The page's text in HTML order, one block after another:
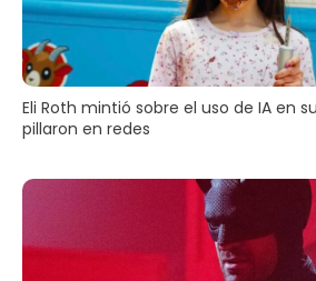
Eli Roth mintió sobre el uso de IA en
pillaron en redes